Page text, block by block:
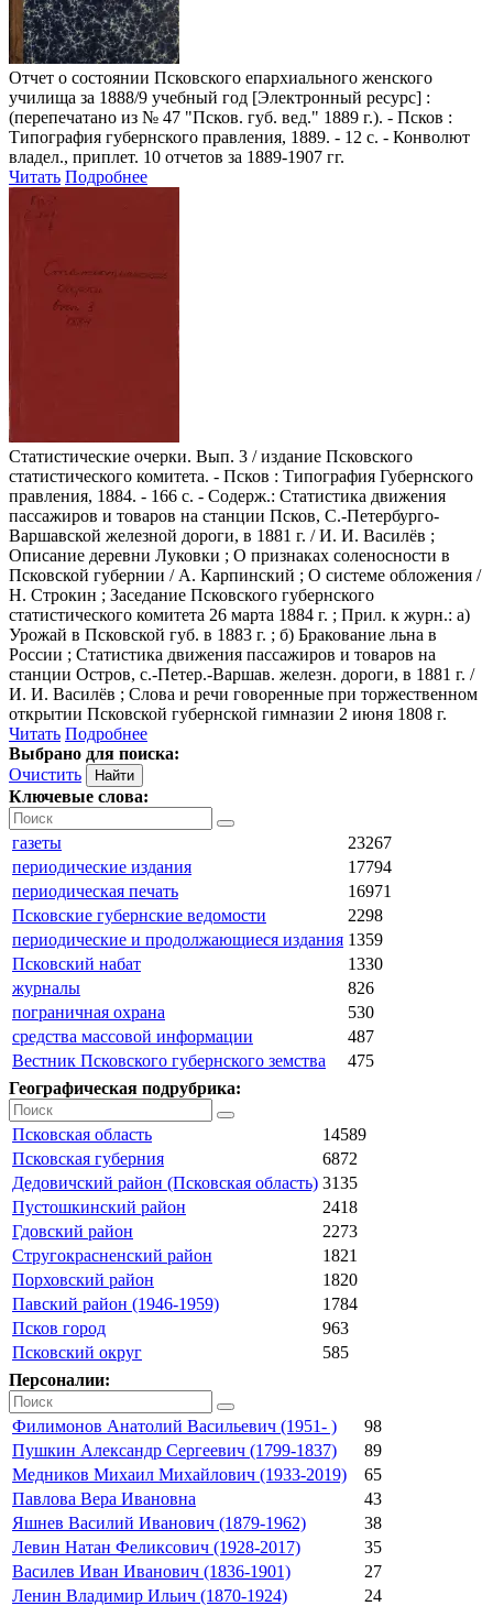
Отчет о состоянии Псковского епархиального женского
училища за 1888/9 учебный год [Электронный ресурс] :
(перепечатано из № 47 "Псков. губ. вед." 1889 г.). - Псков :
Типография губернского правления, 1889. - 12 с. - Конволют
владел., приплет. 10 отчетов за 1889-1907 гг.
Читать Подробнее
Статистические очерки. Вып. 3 / издание Псковского
статистического комитета. - Псков : Типография Губернского
правления, 1884. - 166 с. - Содерж.: Статистика движения
пассажиров и товаров на станции Псков, С.-Петербурго-
Варшавской железной дороги, в 1881 г. / И. И. Василёв ;
Описание деревни Луковки ; О признаках соленосности в
Псковской губернии / А. Карпинский ; О системе обложения /
Н. Строкин ; Заседание Псковского губернского
статистического комитета 26 марта 1884 г. ; Прил. к журн.: а)
Урожай в Псковской губ. в 1883 г. ; б) Бракование льна в
России ; Статистика движения пассажиров и товаров на
станции Остров, с.-Петер.-Варшав. железн. дороги, в 1881 г. /
И. И. Василёв ; Слова и речи говоренные при торжественном
открытии Псковской губернской гимназии 2 июня 1808 г.
Читать Подробнее
Выбрано для поиска:
Очистить
Ключевые слова:
газеты
23267
периодические издания
17794
периодическая печать
16971
Псковские губернские ведомости
2298
периодические и продолжающиеся издания 1359
Псковский набат
1330
журналы
826
пограничная охрана
530
средства массовой информации
487
Вестник Псковского губернского земства
475
Географическая подрубрика:
Псковская область
14589
Псковская губерния
6872
Дедовичский район (Псковская область) 3135
Пустошкинский район
2418
Гдовский район
2273
Стругокрасненский район
1821
Порховский район
1820
Павский район (1946-1959)
1784
Псков город
963
Псковский округ
585
Персоналии:
Филимонов Анатолий Васильевич (1951- )
98
Пушкин Александр Сергеевич (1799-1837)
89
Медников Михаил Михайлович (1933-2019)
65
Павлова Вера Ивановна
43
Яшнев Василий Иванович (1879-1962)
38
Левин Натан Феликсович (1928-2017)
35
Василев Иван Иванович (1836-1901)
27
Ленин Владимир Ильич (1870-1924)
24